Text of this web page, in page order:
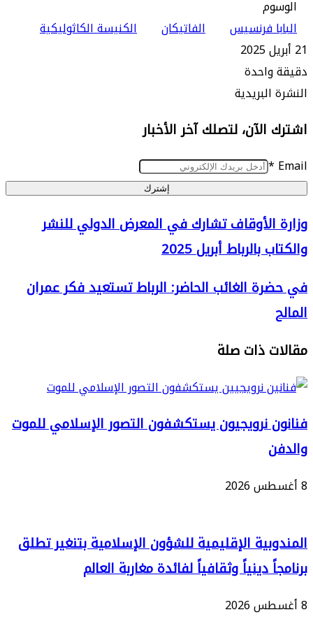
فرنسيس
الفاتيكان
الكنيسة الكاثوليكية
لتصلك آخر الأخبار
تشارك في المعرض الدولي للنشر
أبريل 2025
الغائب الحاضر: الرباط تستعيد فكر عمران
ذات صلة
نرويجيون يستكشفون التصور الإسلامي للموت
الإقليمية للشؤون الإسلامية بتنغير تطلق
دينياً وثقافياً لفائدة مغاربة العالم